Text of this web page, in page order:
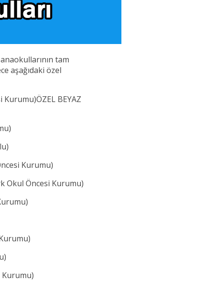
tam
aşağıdaki özel
Kurumu)ÖZEL BEYAZ
Kurumu)
Okul Öncesi Kurumu)
Kurumu)